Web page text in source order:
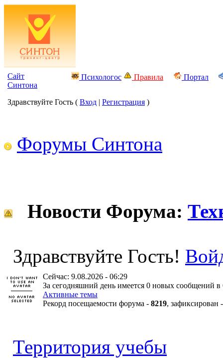
Сайт
Синтона
Психологос Правила Портал
Здравствуйте Гость ( Вход | Регистрация )
Форумы Синтона
Новости Форума:
Здравствуйте Гость!
Сейчас: 9.08.2026 - 06:29
За сегодняшний день имеется 0 новых сообщений в
Активные темы
Рекорд посещаемости форума - 8219, зафиксирован
Территория учебы